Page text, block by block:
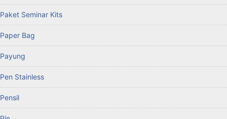
Paket Seminar Kits
Paper Bag
Payung
Pen Stainless
Pensil